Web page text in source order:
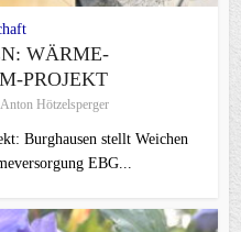
WÄRME-
PROJEKT
Anton Hötzelsperger
Burghausen stellt Weichen
EBG...